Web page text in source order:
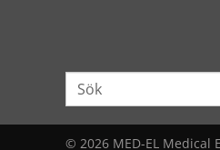
© 2026 MED-EL Medical